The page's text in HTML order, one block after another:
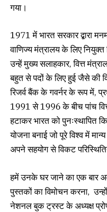
गया।
1971 में भारत सरकार द्बारा
वाणिज्य मंत्रालय के लिए
उन्हें मुख्य सलाहकार, वित्त
बहुत से पदों के लिए हुई जैसे की
रिजर्व बैंक के गवर्नर के रूप में,
1991 से 1996 के बीच पांच
हटाकर भारत को पुनःस्थापित
योजना बनाई जो पूरे विश्व में
अपने सहयोग से विकट
हमें उनके घर जाने का एक बार
पुस्तकों का विमोचन करना,
नेशनल बुक ट्रस्ट के अध्यक्ष